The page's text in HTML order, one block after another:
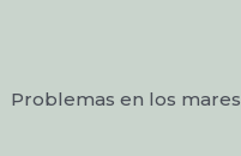
Problemas en los mares